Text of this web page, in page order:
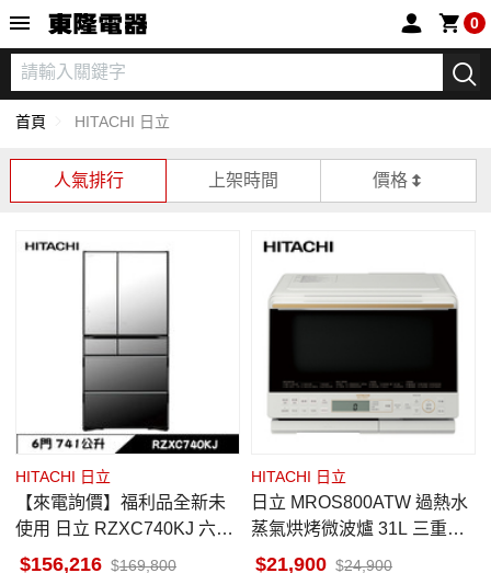
0
首頁 HITACHI 日立
人氣排行 上架時間 價格
HITACHI 日立
【來電詢價】福利品全新未
使用 日立 RZXC740KJ 六門
冰箱 741L 琉璃門 日製 琉璃
156,216 169,800
HITACHI 日立
日立 MROS800ATW 過熱水
蒸氣烘烤微波爐 31L 三重智
能感測 珍珠白
21,900 24,900